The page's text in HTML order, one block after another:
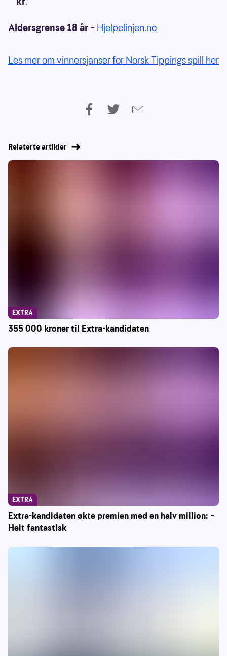
Aldersgrense 18 år – Hjelpelinjen.no
Les mer om vinnersjanser for Norsk Tippings spill her
Relaterte artikler
355 000 kroner til Extra-kandidaten
EXTRA
Extra-kandidaten økte premien med en halv million: –
Helt fantastisk
EXTRA